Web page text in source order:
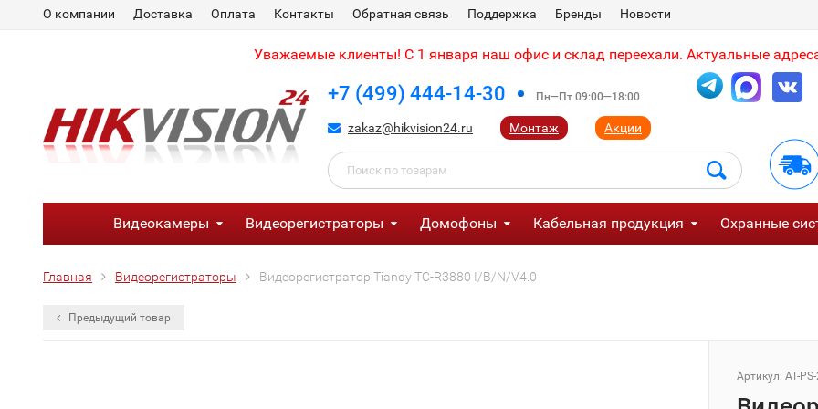
О компании Доставка Оплата Контакты Обратная связь Поддержка Бренды Новости
Уважаемые клиенты! С 1 января наш офис и склад переехали. Актуальные
+7 (499) 444-14-30 Пн—Пт 09:00—18:00
zakaz@hikvision24.ru Монтаж Акции
Видеокамеры Видеорегистраторы Домофоны Кабельная продукция Охранные
Главная Видеорегистраторы Видеорегистратор Tiandy TC-R3880 I/B/N/V4.0
Предыдущий товар
Артикул: AT-